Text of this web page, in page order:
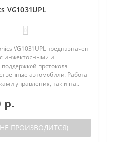
VG1031UPL
VG1031UPL предназначен
инжекторными и
протокола
автомобили. Работа
управления, так и на..
р.
ПРОИЗВОДИТСЯ)